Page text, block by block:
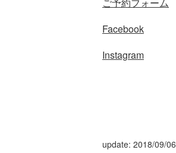
Facebook
Instagram
update: 2018/09/06